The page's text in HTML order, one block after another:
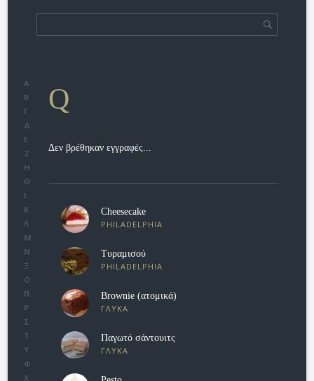
Α
Β
Γ
Δ
Ε
Ζ
Η
Θ
Ι
Κ
Λ
Μ
Ν
Ξ
Ο
Π
Ρ
Σ
Τ
Υ
Φ
Χ
Q
Δεν βρέθηκαν εγγραφές...
Cheesecake
PHILADELPHIA
Τυραμισού
PHILADELPHIA
Brownie (ατομικά)
ΓΛΥΚΑ
Παγωτό σάντουιτς
ΓΛΥΚΑ